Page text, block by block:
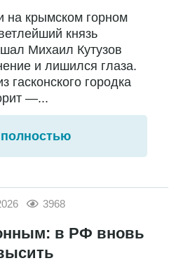
на крымском горном
князь
Михаил Кутузов
и лишился глаза.
гасконского городка
—...
3968
в РФ вновь